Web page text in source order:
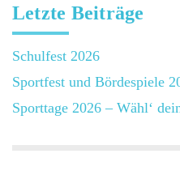
Letzte Beiträge
Schulfest 2026
Sportfest und Bördespiele
Sporttage 2026 – Wähl‘